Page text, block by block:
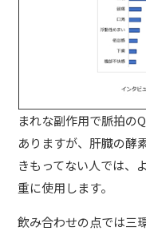
まれな副作用で脈拍の
ありますが、肝臓の酵
きもってない人では、
重に使用します。
飲み合わせの点では三